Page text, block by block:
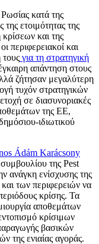
κατά της
ετοιμότητας της
και της
περιφερειακοί και
τους για τη στρατηγική
απάντηση στους
ζήτησαν μεγαλύτερη
τυχόν στρατηγικών
σε διασυνοριακές
της ΕΕ,
ιδιωτικού
Ádám Karácsony
της Pest
ανάγκη ενίσχυσης της
των περιφερειών να
κρίσης. Τα
αποθεμάτων
κρίσιμων
βασικών
της ενιαίας αγοράς.